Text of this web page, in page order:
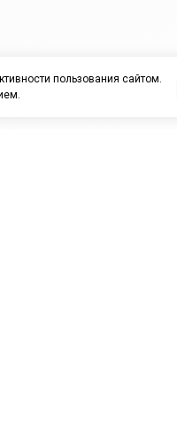
пользования сайтом.